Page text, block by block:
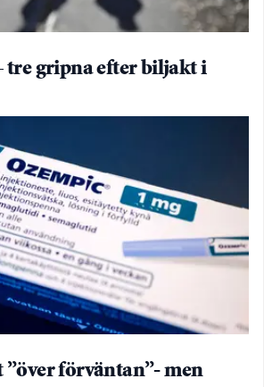
tre gripna efter biljakt i
”över förväntan”- men